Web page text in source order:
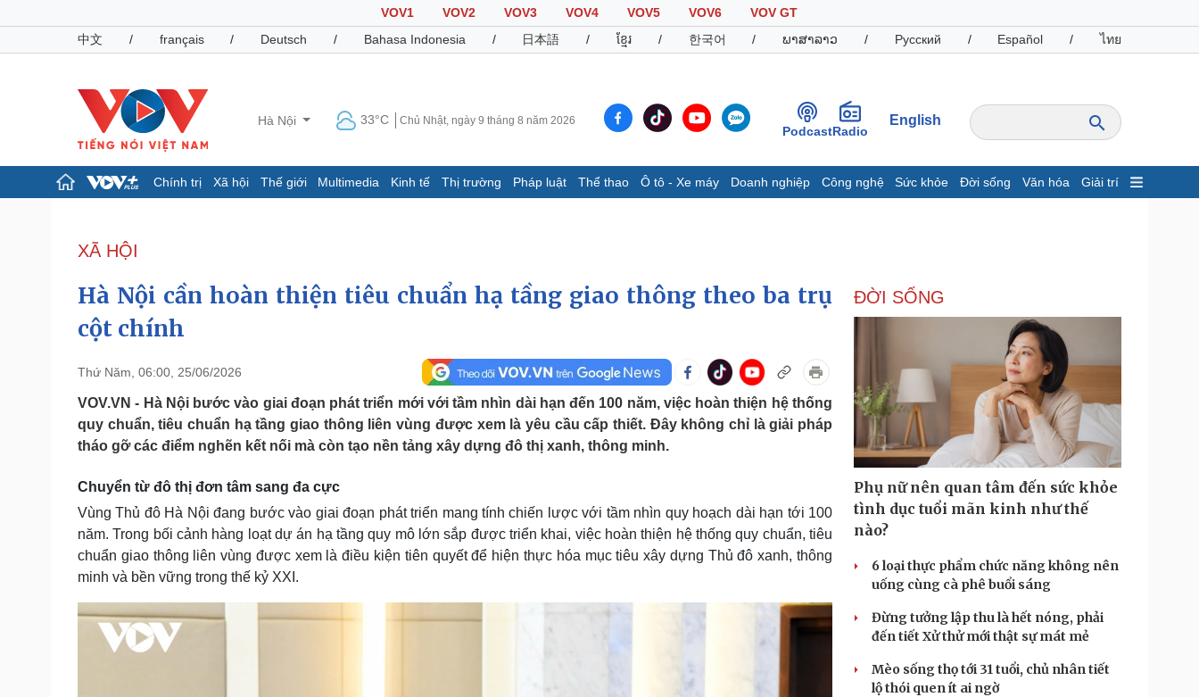
VOV1 VOV2 VOV3 VOV4 VOV5 VOV6
VOV GT
中文
/ français / Deutsch / Bahasa Indonesia / 日本語 / ខ្មែរ / 한국어 / ພາສາລາວ / Русский / Español / ไทย
Hà Nội 33°C Chủ Nhật, ngày 9 tháng 8 năm 2026
PodcastRadio
English
Chính trị Xã hội Thế giới Multimedia Kinh tế Thị trường Pháp luật Thể thao Ô tô - Xe máy Doanh nghiệp Công nghệ Sức khỏe Đời sống Văn hóa Giải trí
Đảng
Tổ chức nhân sự
Nhận diện sự thật
Dấu ấn VOV
Hồ sơ
Infographic
Giá cà phê
Pháp luật
Tin nóng
Tư vấn luật
Việt Nam
Phân tích
Thể thao
Lịch thi đấu bóng đá
Thế giới thể thao
eSports
Ô tô - Xe máy
Xe máy
Tư vấn
Doanh nghiệp
Thông tin doanh nghiệp
Doanh nghiệp 24h
Doanh nhân
Vì cộng đồng
Công nghệ
Sành điệu
Tin Công nghệ
Trải nghiệm
Chuyển đổi số
Sức khỏe
Dinh dưỡng - món ngon
Cây thuốc
Sản phụ khoa
Nhi khoa
Làm đẹp - giảm cân
Phòng mạch online
Ăn sạch sống khỏe
Đời sống
Nhà đẹp
Blog
Tình yêu - Gia đình
Sân khấu - Điện ảnh
Văn học
Âm nhạc
Nghệ sĩ
Thời trang
Sao Việt
Tư vấn
Săn Tour
check-in
Podcast
Cửa sổ tình yêu
Kể chuyện cho bé
Hạt giống tâm hồn
XÃ HỘI
Hà Nội cần hoàn thiện tiêu chuẩn hạ tầng giao thông theo ba trụ
cột chính
Thứ Năm, 06:00, 25/06/2026
VOV.VN - Hà Nội bước vào giai đoạn phát triển mới với tầm nhìn dài hạn đến 100 năm, việc hoàn thiện hệ thống
quy chuẩn, tiêu chuẩn hạ tầng giao thông liên vùng được xem là yêu cầu cấp thiết. Đây không chỉ là giải pháp
tháo gỡ các điểm nghẽn kết nối mà còn tạo nền tảng xây dựng đô thị xanh, thông minh.
Chuyển từ đô thị đơn tâm sang đa cực
Vùng Thủ đô Hà Nội đang bước vào giai đoạn phát triển mang tính chiến lược với tầm nhìn quy hoạch dài hạn tới 100
năm. Trong bối cảnh hàng loạt dự án hạ tầng quy mô lớn sắp được triển khai, việc hoàn thiện hệ thống quy chuẩn, tiêu
chuẩn giao thông liên vùng được xem là điều kiện tiên quyết để hiện thực hóa mục tiêu xây dựng Thủ đô xanh, thông
minh và bền vững trong thế kỷ XXI.
ĐỜI SỐNG
Phụ nữ nên quan tâm đến sức khỏe
tình dục tuổi mãn kinh như thế
nào?
6 loại thực phẩm chức năng không nên
uống cùng cà phê buổi sáng
Đừng tưởng lập thu là hết nóng, phải
đến tiết Xử thử mới thật sự mát mẻ
Mèo sống thọ tới 31 tuổi, chủ nhân tiết
lộ thói quen ít ai ngờ